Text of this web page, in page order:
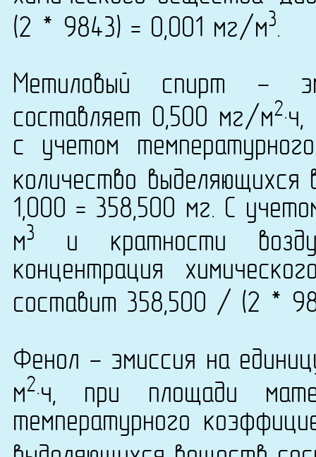
(2 * 9843) = 0,001 мг/м3.
Метиловый спирт -
составляет 0,500 мг/м2
с учетом
количество
1,000 = 358,500 мг. С
м3
и кратности
концентрация
составит 358,500 / (2 *
Фенол - эмиссия на
м2·ч, при площади
температурного